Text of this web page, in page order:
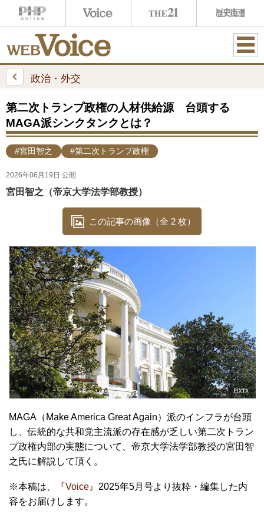
ME
政治・外交
第二次トランプ政権の人材供給源 台頭する
MAGA派シンクタンクとは？
#宮田智之 #第二次トランプ政権
2026年06月19日 公開
宮田智之（帝京大学法学部教授）
この記事の画像（全 2 枚）
MAGA（Make America Great Again）派のインフラが台頭
し、伝統的な共和党主流派の存在感が乏しい第二次トラン
プ政権内部の実態について、帝京大学法学部教授の宮田智
之氏に解説して頂く。
※本稿は、 『Voice』 2025年5月号より抜粋・編集した内
容をお届けします。